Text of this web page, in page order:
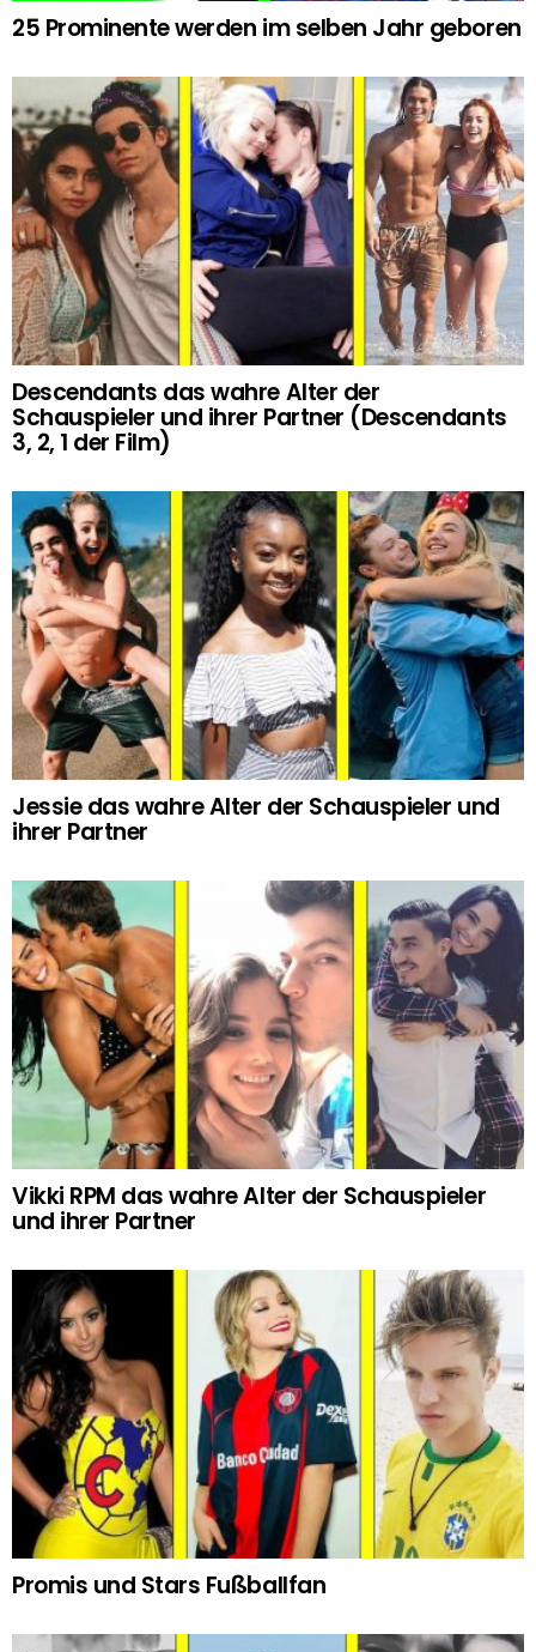
25 Prominente werden im selben Jahr geboren
Descendants das wahre Alter der
Schauspieler und ihrer Partner (Descendants
3, 2, 1 der Film)
Jessie das wahre Alter der Schauspieler und
ihrer Partner
Vikki RPM das wahre Alter der Schauspieler
und ihrer Partner
Promis und Stars Fußballfan